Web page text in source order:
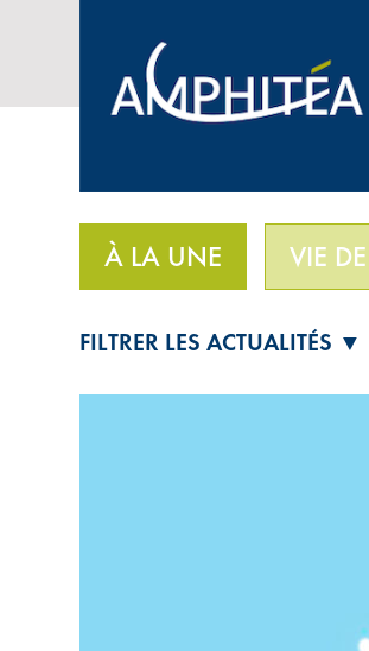
ABONNEZ-VOUS À LA
À LA UNE VIE
FILTRER LES ACTUALITÉS ▼